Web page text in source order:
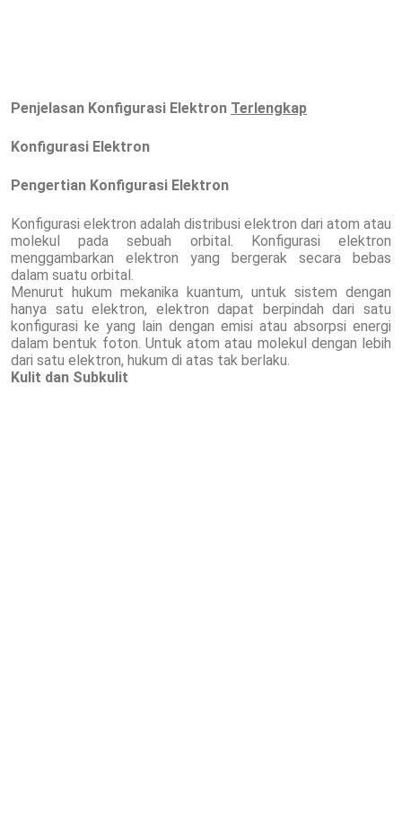
Penjelasan Konfigurasi Elektron Terlengkap
Konfigurasi Elektron
Pengertian Konfigurasi Elektron
Konfigurasi elektron adalah distribusi elektron dari atom atau
molekul pada sebuah orbital. Konfigurasi elektron
menggambarkan elektron yang bergerak secara bebas
dalam suatu orbital.
Menurut hukum mekanika kuantum, untuk sistem dengan
hanya satu elektron, elektron dapat berpindah dari satu
konfigurasi ke yang lain dengan emisi atau absorpsi energi
dalam bentuk foton. Untuk atom atau molekul dengan lebih
dari satu elektron, hukum di atas tak berlaku.
Kulit dan Subkulit